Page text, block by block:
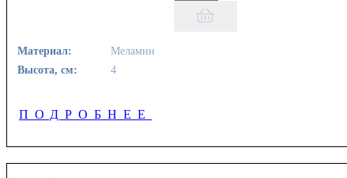
Материал:
Меламин
Высота, см:
4
ПОДРОБНЕЕ